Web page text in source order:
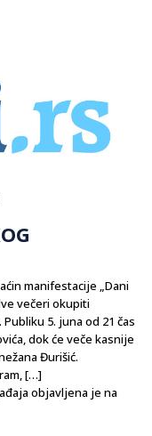
manifestacije „Dani
večeri okupiti
5. juna od 21 čas
dok će veče kasnije
Đurišić.
[…]
objavljena je na